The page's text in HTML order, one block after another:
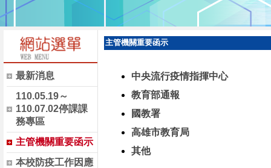
最新消息
110.05.19～
110.07.02停課課
務專區
主管機關重要函示
本校防疫工作因應
主管機關重要函示
中央流行疫情指揮中心
教育部通報
國教署
高雄市教育局
其他